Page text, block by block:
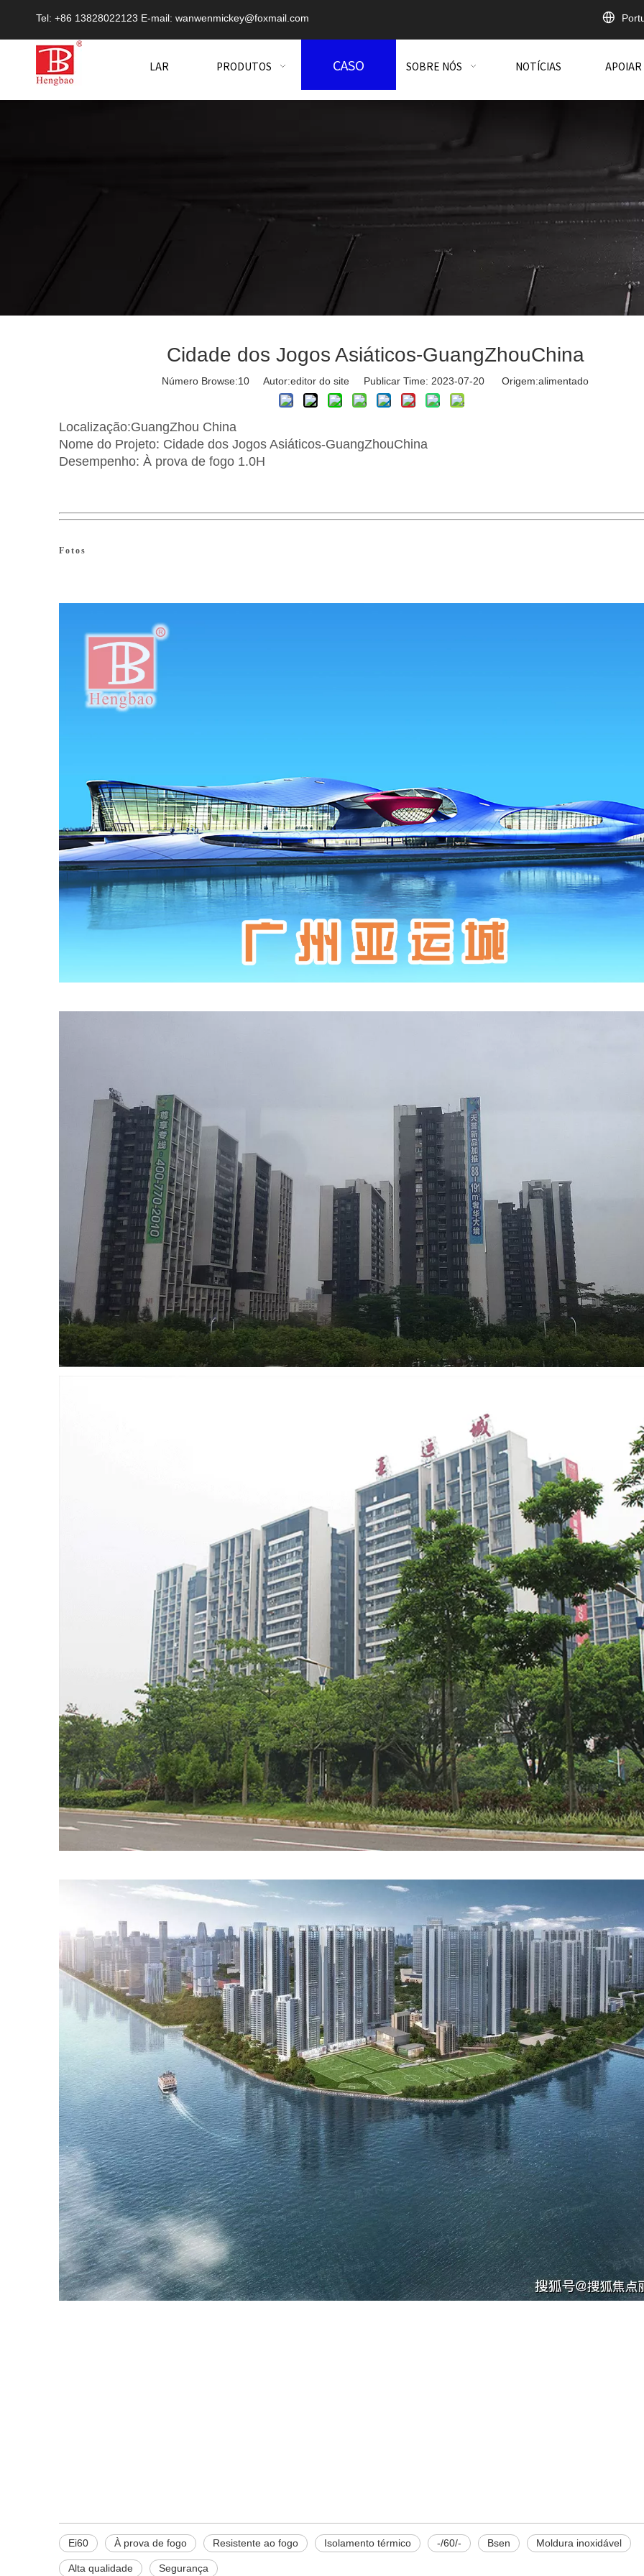
Tel: +86 13828022123 E-mail: wanwenmickey@foxmail.com
LAR PRODUTOS CASO SOBRE NÓS NOTÍCIAS APOIAR
Cidade dos Jogos Asiáticos-GuangZhouChina
Número Browse:10 Autor:editor do site Publicar Time: 2023-07-20 Origem:alimentado
Localização:GuangZhou China
Nome do Projeto: Cidade dos Jogos Asiáticos-GuangZhouChina
Desempenho: À prova de fogo 1.0H
Fotos
Ei60 À prova de fogo Resistente ao fogo Isolamento térmico -/60/- Bsen Moldura inoxidável
Alta qualidade Segurança